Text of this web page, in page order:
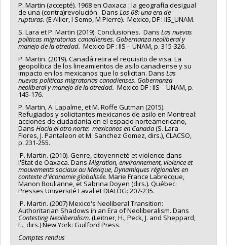
P. Martin (accepté). 1968 en Oaxaca : la geografía desigual
de una (contra)revolución. Dans Los 68: una era de
rupturas. (E Allier, I Semo, M Pierre). Mexico, DF : IIS_UNAM.
S. Lara et P. Martin (2019). Conclusiones. Dans Las nuevas
politicas migratorias canadienses. Gobernanza neoliberal y
manejo de la otredad. Mexico DF : IIS – UNAM, p. 315-326.
P. Martin. (2019). Canadá retira el requisito de visa. La
geopolítica de los lineamientos de asilo canadiense y su
impacto en los mexicanos que lo solicitan. Dans Las
nuevas politicas migratorias canadienses. Gobernanza
neoliberal y manejo de la otredad. Mexico DF : IIS – UNAM, p.
145-176.
P. Martin, A. Lapalme, et M. Roffe Gutman (2015).
Refugiados y solicitantes mexicanos de asilo en Montreal:
acciones de ciudadania en el espacio norteamericano,
Dans Hacia el otro norte: mexicanos en Canada(S. Lara
Flores, J. Pantaleon et M. Sanchez Gomez, dirs.), CLACSO,
p. 231-255.
P. Martin. (2010). Genre, citoyenneté et violence dans
l'État de Oaxaca. Dans Migration, environnement, violence et
mouvementssociaux au Mexique, Dynamiques régionales en
contexte d'économie globalisée. Marie France Labrecque,
Manon Boulianne, et Sabrina Doyen (dirs.). Québec:
Presses Université Laval et DIALOG: 207-235.
P. Martin. (2007) Mexico's Neoliberal Transition:
Authoritarian Shadows in an Era of Neoliberalism. Dans
Contesting Neoliberalism. (Leitner, H., Peck, J. and Sheppard,
E., dirs.) New York: Guilford Press.
Comptesrendus